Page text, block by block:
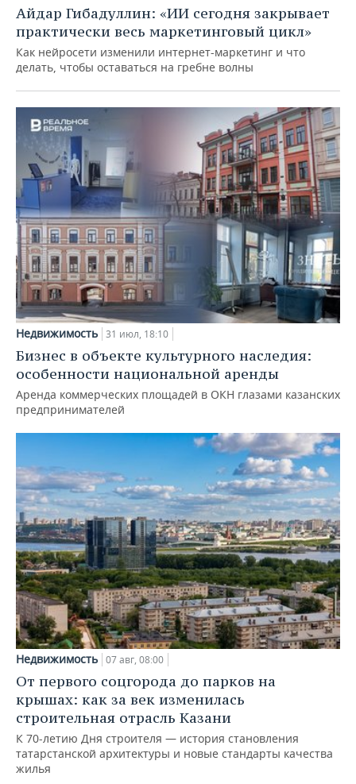
Айдар Гибадуллин: «ИИ сегодня закрывает
практически весь маркетинговый цикл»
Как нейросети изменили интернет-маркетинг и что
делать, чтобы оставаться на гребне волны
Недвижимость 31 июл, 18:10
Бизнес в объекте культурного наследия:
особенности национальной аренды
Аренда коммерческих площадей в ОКН глазами казанских
предпринимателей
Недвижимость 07 авг, 08:00
От первого соцгорода до парков на
крышах: как за век изменилась
строительная отрасль Казани
К 70-летию Дня строителя — история становления
татарстанской архитектуры и новые стандарты качества
жилья